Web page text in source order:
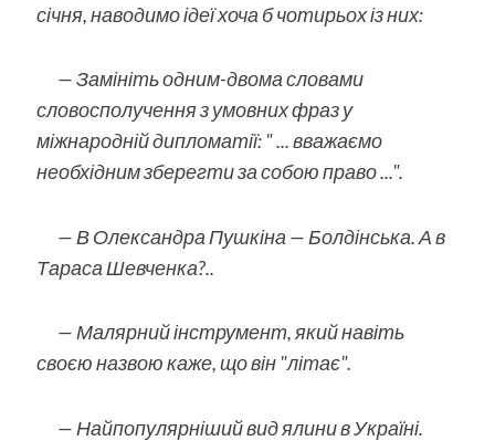
січня, наводимо ідеї хоча б чотирьох із них:
— Замініть одним-двома словами
словосполучення з умовних фраз у
міжнародній дипломатії: " ... вважаємо
необхідним зберегти за собою право ...".
— В Олександра Пушкіна — Болдінська. А в
Тараса Шевченка?..
— Малярний інструмент, який навіть
своєю назвою каже, що він "літає".
— Найпопулярніший вид ялини в Україні.